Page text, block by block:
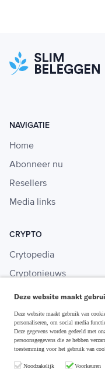
NAVIGATIE
Home
Abonneer nu
Resellers
Media links
CRYPTO
Crytopedia
Cryptonieuws
Crypto koopgids
Investeren in crypto
Disclaimer & Privacy
Deze website maakt
Deze website maakt gebruik van
personaliseren, om social media
Deze gegevens worden gedeeld met
persoonsgegevens die ze hebben
toestemming voor het gebruik van
Noodzakelijk Voorkeuren